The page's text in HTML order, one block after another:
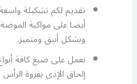
تقديم لكم تشكيلة
أيضا على مواكبة
وبشكل أنيق ومتميز.
نعمل على صبغ كافة
إلحاق الإذى بفروة